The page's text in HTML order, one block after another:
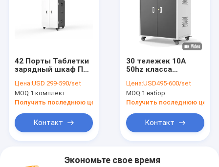
42 Порты Таблетки
зарядный шкаф ПК
зарядные тележки
Цена:USD 299-590/set
MOQ:1 комплект
Получить последнюю цену
Контакт
30 тележек 10A
50hz класса
заливов поручая
Цена:USD495-600/set
MOQ:1 набор
Получить последнюю цену
Контакт
Экономьте свое время